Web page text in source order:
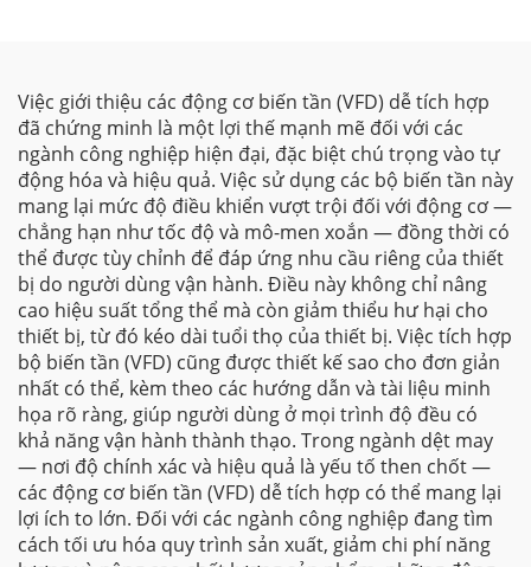
Việc giới thiệu các động cơ biến tần (VFD) dễ tích hợp
đã chứng minh là một lợi thế mạnh mẽ đối với các
ngành công nghiệp hiện đại, đặc biệt chú trọng vào tự
động hóa và hiệu quả. Việc sử dụng các bộ biến tần này
mang lại mức độ điều khiển vượt trội đối với động cơ —
chẳng hạn như tốc độ và mô-men xoắn — đồng thời có
thể được tùy chỉnh để đáp ứng nhu cầu riêng của thiết
bị do người dùng vận hành. Điều này không chỉ nâng
cao hiệu suất tổng thể mà còn giảm thiểu hư hại cho
thiết bị, từ đó kéo dài tuổi thọ của thiết bị. Việc tích hợp
bộ biến tần (VFD) cũng được thiết kế sao cho đơn giản
nhất có thể, kèm theo các hướng dẫn và tài liệu minh
họa rõ ràng, giúp người dùng ở mọi trình độ đều có
khả năng vận hành thành thạo. Trong ngành dệt may
— nơi độ chính xác và hiệu quả là yếu tố then chốt —
các động cơ biến tần (VFD) dễ tích hợp có thể mang lại
lợi ích to lớn. Đối với các ngành công nghiệp đang tìm
cách tối ưu hóa quy trình sản xuất, giảm chi phí năng